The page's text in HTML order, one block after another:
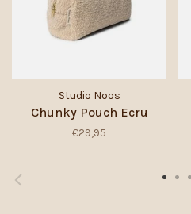
Studio Noos
Chunky Pouch Ecru
€29,95